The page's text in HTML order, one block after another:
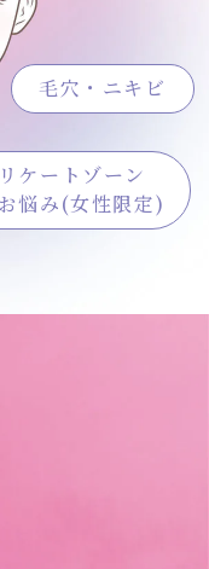
毛穴・ニキビ
ケートゾーン
悩み(女性限定)